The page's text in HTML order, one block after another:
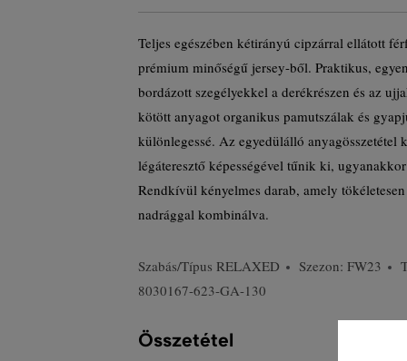
Teljes egészében kétirányú cipzárral ellátott
prémium minőségű jersey-ből. Praktikus,
bordázott szegélyekkel a derékrészen és az
kötött anyagot organikus pamutszálak és
különlegessé. Az egyedülálló anyagösszetétel
légáteresztő képességével tűnik ki,
Rendkívül kényelmes darab, amely
nadrággal kombinálva.
Szabás/Típus RELAXED Szezon: FW23
8030167-623-GA-130
Összetétel